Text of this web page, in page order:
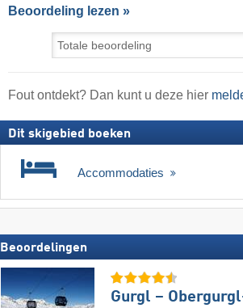
Beoordeling lezen »
Fout ontdekt? Dan kunt u deze hier
Dit skigebied boeken
Accommodaties
Beoordelingen
Gurgl –